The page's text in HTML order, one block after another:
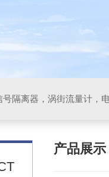
号隔离器，涡街流量计，
产品展示